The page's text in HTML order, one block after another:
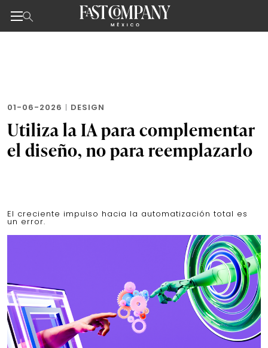
01-06-2026 | DESIGN
Utiliza la IA para complementar
el diseño, no para reemplazarlo
El creciente impulso hacia la automatización total es
un error.